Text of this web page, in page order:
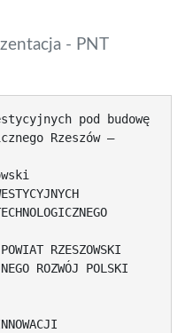
- PNT
pod budowę
Rzeszów –
RZESZOWSKI
ROZWÓJ POLSKI